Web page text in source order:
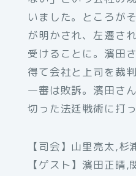
いました。ところが
が明かされ、左遷さ
受けることに。濱田
得て会社と上司を裁
一審は敗訴。濱田さ
切った法廷戦術に打
【司会】山里亮太,杉
【ゲスト】濱田正晴,